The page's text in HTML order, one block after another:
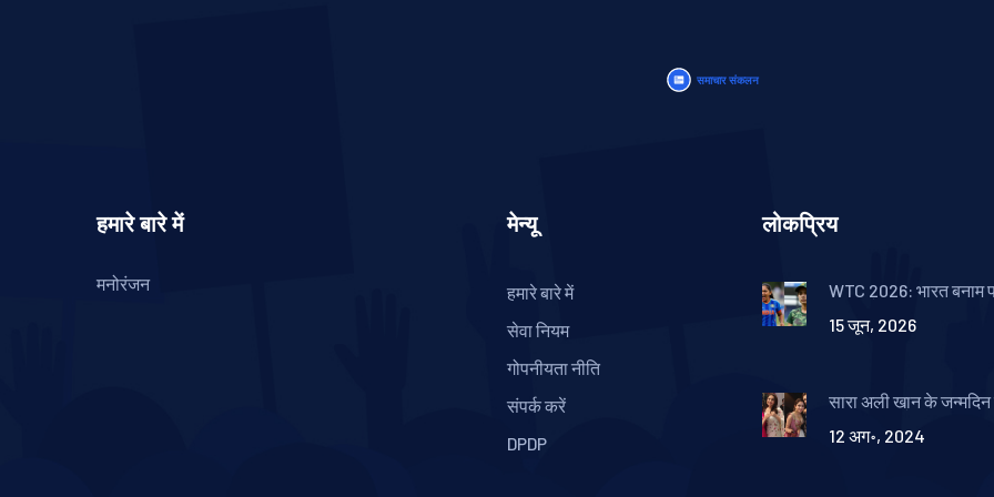
हमारे बारे में
मनोरंजन
मेन्यू
हमारे बारे में
सेवा नियम
गोपनीयता नीति
संपर्क करें
DPDP
लोकप्रिय
WTC 2026: भारत बनाम
15 जून, 2026
सारा अली खान के
अली खान ने साझा की
12 अग॰, 2024